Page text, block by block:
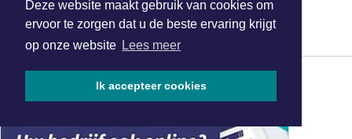
Deze website maakt gebruik van cookies om
ervoor te zorgen dat u de beste ervaring krijgt
op onze website Lees meer
Ik accepteer cookies